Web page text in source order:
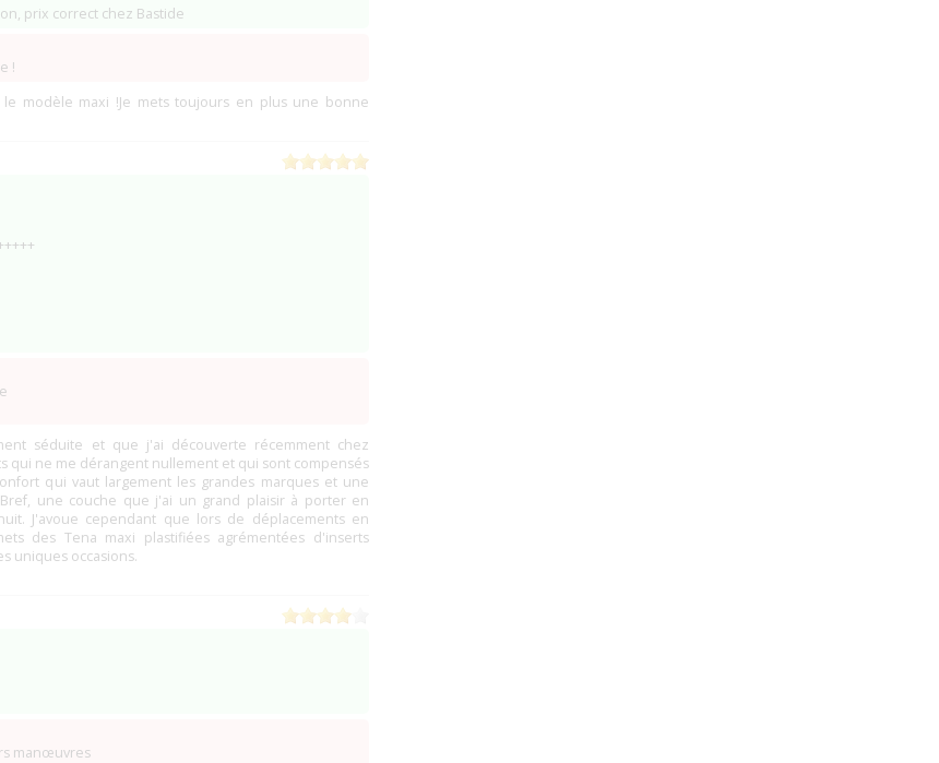
prix correct chez Bastide
!
modèle maxi !Je mets toujours en plus une bonne
séduite et que j'ai découverte récemment chez
qui ne me dérangent nullement et qui sont compensés
qui vaut largement les grandes marques et une
une couche que j'ai un grand plaisir à porter en
J'avoue cependant que lors de déplacements en
des Tena maxi plastifiées agrémentées d'inserts
uniques occasions.
manœuvres